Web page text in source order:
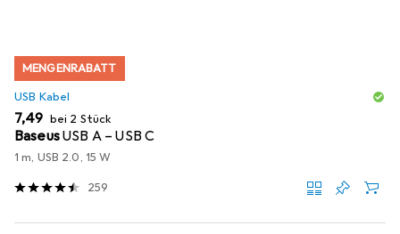
MENGENRABATT
USB Kabel
EUR
7,49 bei 2 Stück
BaseusUSB A – USB C
1 m, USB 2.0, 15 W
259